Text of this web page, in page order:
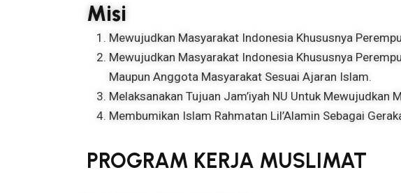
Misi
Mewujudkan Masyarakat Indonesia Khususnya
Mewujudkan Masyarakat Indonesia Khususnya
Maupun Anggota Masyarakat Sesuai Ajaran Islam.
Melaksanakan Tujuan Jam’iyah NU Untuk Mewujudkan
Membumikan Islam Rahmatan Lil’Alamin Sebagai
PROGRAM KERJA MUSLIMAT